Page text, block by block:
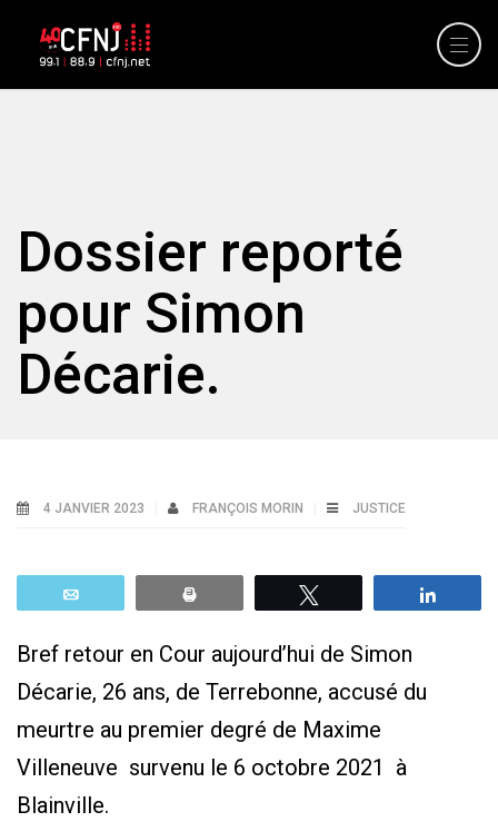
Dossier reporté
pour Simon
Décarie.
4 JANVIER 2023 FRANÇOIS MORIN JUSTICE
Bref retour en Cour aujourd’hui de Simon
Décarie, 26 ans, de Terrebonne, accusé du
meurtre au premier degré de Maxime
Villeneuve survenu le 6 octobre 2021 à
Blainville.